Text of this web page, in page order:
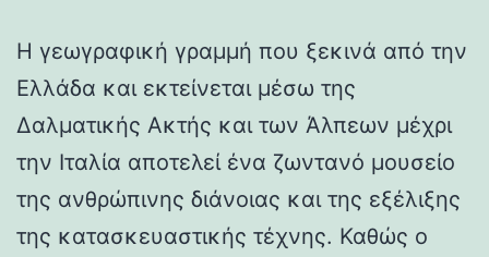
Η γεωγραφική γραμμή που ξεκινά από την
Ελλάδα και εκτείνεται μέσω της
Δαλματικής Ακτής και των Άλπεων μέχρι
την Ιταλία αποτελεί ένα ζωντανό μουσείο
της ανθρώπινης διάνοιας και της εξέλιξης
της κατασκευαστικής τέχνης. Καθώς ο